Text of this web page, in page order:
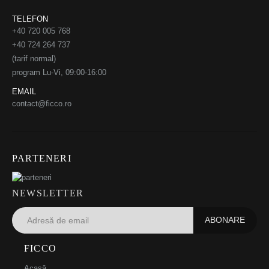
TELEFON
+40 720 005 768
+40 724 264 737
(tarif normal)
program Lu-Vi, 09:00-16:00
EMAIL
contact@ficco.ro
PARTENERI
NEWSLETTER
FICCO